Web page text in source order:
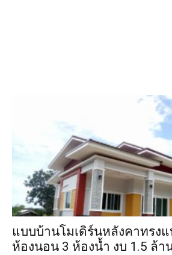
แบบบ้านโมเดิร์นหลังคาทรง
ห้องนอน 3 ห้องน้ำ งบ 1.5 ล้า